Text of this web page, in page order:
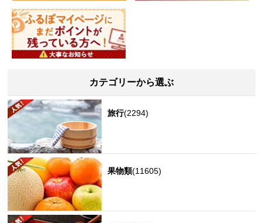
カテゴリーから選ぶ
旅行(2294)
果物類(11605)